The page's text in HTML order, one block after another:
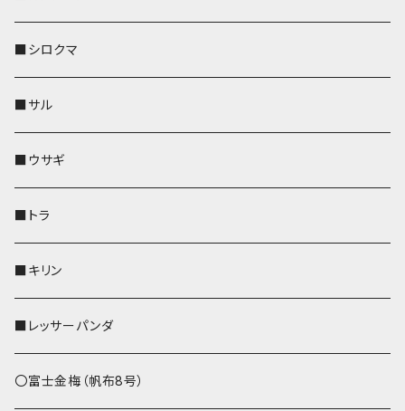
その他
財布
靴下・ミニタオル
その他
財布
その他
財布
靴下・ミニタオル
その他
ペットボトルホルダー
ペンホルダー
靴下・ミニタオル
財布
その他
AppleWatchバンド
財布
その他
名刺入れ・カードケース
AppleWatchバンド
財布
IDカードケース
ペットボトルホルダー
その他
リール付きストラップ
リールのみ
ストラップ付
AppleWatchバンド
メガネケース
財布
リール付きストラップ
リールのみ
ストラップ付
ペットボトルホルダー
キーケース
ペンホルダー
AppleWatchバンド
L字ファスナー財布
その他
名刺入れ
財布
Apple Watchバンド
■シロクマ
■サル
■ウサギ
■トラ
■キリン
■レッサーパンダ
〇富士金梅（帆布8号）